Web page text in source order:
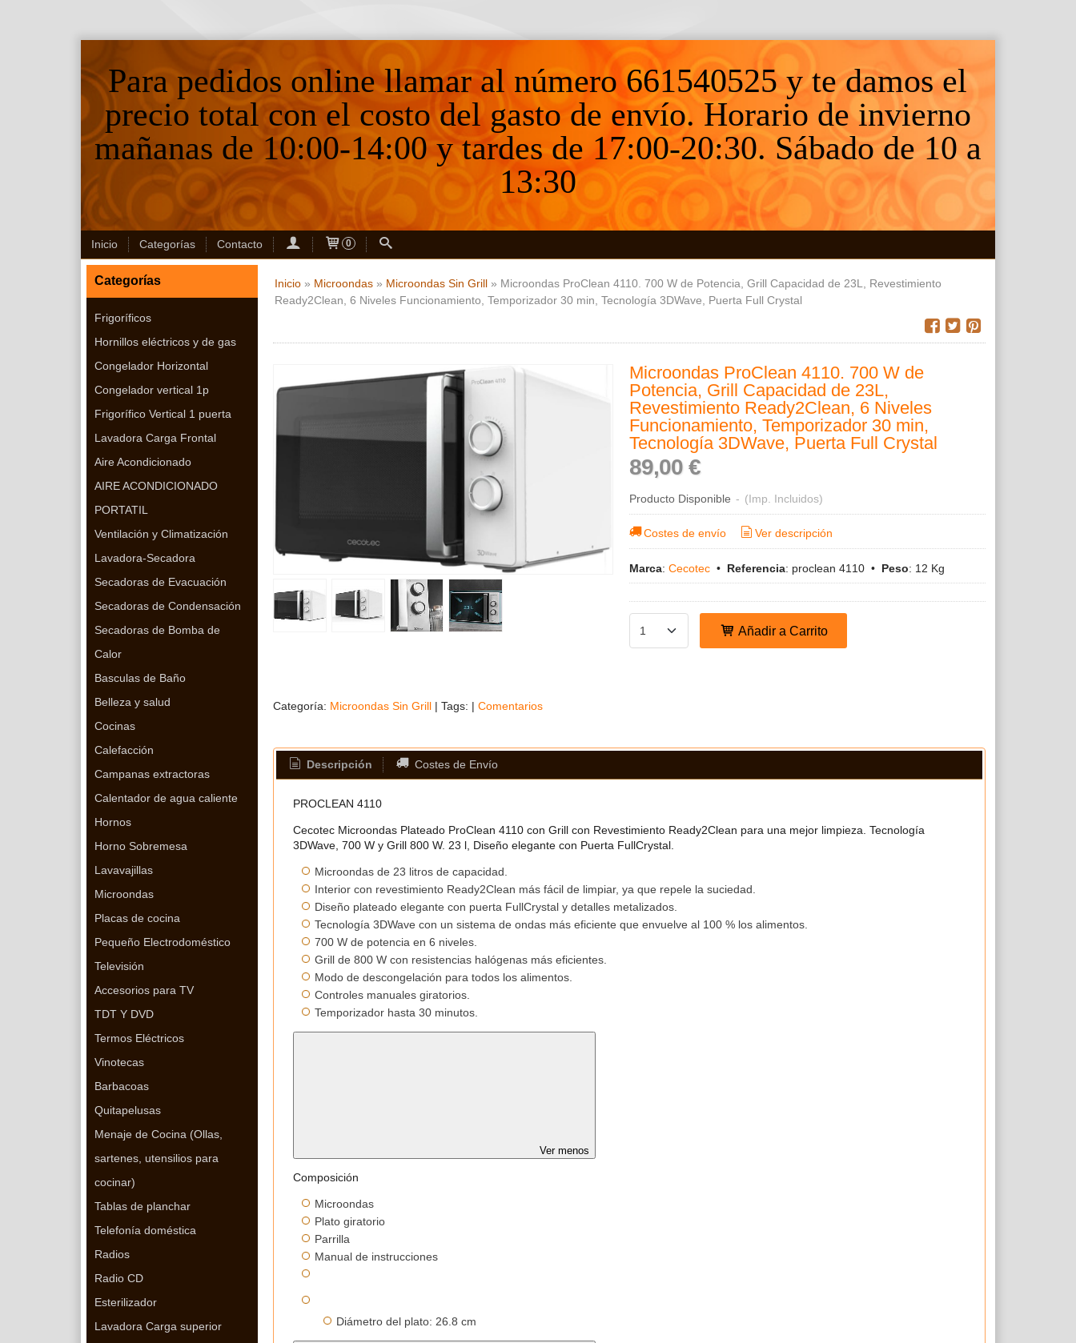
Para pedidos online llamar al número 661540525 y te damos el
precio total con el costo del gasto de envío. Horario de invierno
mañanas de 10:00-14:00 y tardes de 17:00-20:30. Sábado de 10 a
13:30
Inicio Categorías Contacto 0
Categorías
Frigoríficos
Hornillos eléctricos y de gas
Congelador Horizontal
Congelador vertical 1p
Frigorífico Vertical 1 puerta
Lavadora Carga Frontal
Aire Acondicionado
AIRE ACONDICIONADO
PORTATIL
Ventilación y Climatización
Lavadora-Secadora
Secadoras de Evacuación
Secadoras de Condensación
Secadoras de Bomba de
Calor
Basculas de Baño
Belleza y salud
Cocinas
Calefacción
Campanas extractoras
Calentador de agua caliente
Hornos
Horno Sobremesa
Lavavajillas
Microondas
Placas de cocina
Pequeño Electrodoméstico
Televisión
Accesorios para TV
TDT Y DVD
Termos Eléctricos
Vinotecas
Barbacoas
Quitapelusas
Menaje de Cocina (Ollas,
sartenes, utensilios para
cocinar)
Tablas de planchar
Telefonía doméstica
Radios
Radio CD
Esterilizador
Lavadora Carga superior
Inicio» Microondas» Microondas Sin Grill» Microondas ProClean 4110. 700 W de Potencia, Grill Capacidad de 23L, Revestimiento
Ready2Clean, 6 Niveles Funcionamiento, Temporizador 30 min, Tecnología 3DWave, Puerta Full Crystal
Microondas ProClean 4110. 700 W de
Potencia, Grill Capacidad de 23L,
Revestimiento Ready2Clean, 6 Niveles
Funcionamiento, Temporizador 30 min,
Tecnología 3DWave, Puerta Full Crystal
89,00 €
Producto Disponible - (Imp. Incluidos)
Costes de envío Ver descripción
Marca: Cecotec • Referencia: proclean 4110• Peso: 12 Kg
Añadir a Carrito
Categoría: Microondas Sin Grill| Tags: | Comentarios
Descripción Costes de Envío
PROCLEAN 4110
Cecotec Microondas Plateado ProClean 4110 con Grill con Revestimiento Ready2Clean para una mejor limpieza. Tecnología
3DWave, 700 W y Grill 800 W. 23 l, Diseño elegante con Puerta FullCrystal.
Microondas de 23 litros de capacidad.
Interior con revestimiento Ready2Clean más fácil de limpiar, ya que repele la suciedad.
Diseño plateado elegante con puerta FullCrystal y detalles metalizados.
Tecnología 3DWave con un sistema de ondas más eficiente que envuelve al 100 % los alimentos.
700 W de potencia en 6 niveles.
Grill de 800 W con resistencias halógenas más eficientes.
Modo de descongelación para todos los alimentos.
Controles manuales giratorios.
Temporizador hasta 30 minutos.
Ver menos
Composición
Microondas
Plato giratorio
Parrilla
Manual de instrucciones
Diámetro del plato: 26.8 cm